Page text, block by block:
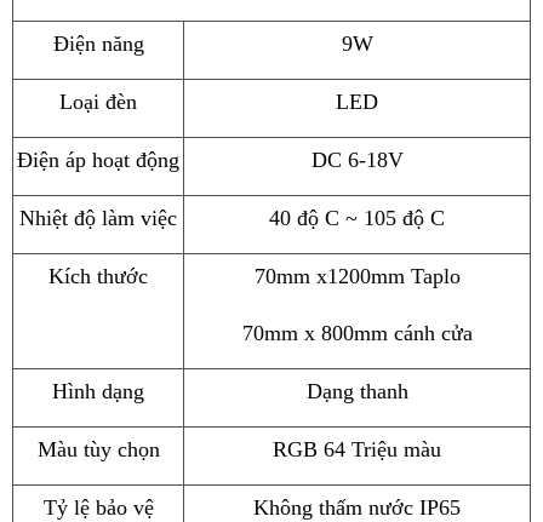
Điện năng 9W
Loại đèn LED
Điện áp hoạt động DC 6-18V
Nhiệt độ làm việc 40 độ C ~ 105 độ C
Kích thước 70mm x1200mm Taplo
70mm x 800mm cánh cửa
Hình dạng Dạng thanh
Màu tùy chọn RGB 64 Triệu màu
Tỷ lệ bảo vệ Không thấm nước IP65